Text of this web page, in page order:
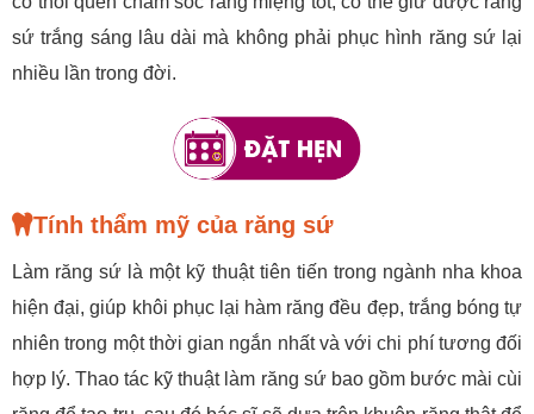
sứ trắng sáng lâu dài mà không phải phục hình răng sứ lại
nhiều lần trong đời.
Tính thẩm mỹ của răng sứ
Làm răng sứ là một kỹ thuật tiên tiến trong ngành nha khoa
hiện đại, giúp khôi phục lại hàm răng đều đẹp, trắng bóng tự
nhiên trong một thời gian ngắn nhất và với chi phí tương đối
hợp lý. Thao tác kỹ thuật làm răng sứ bao gồm bước mài cùi